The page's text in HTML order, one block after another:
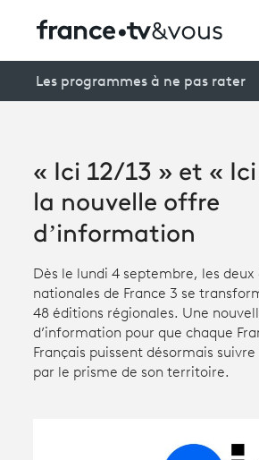
Creators
À la une
Participer et assister à une émission
À votre écoute
Productions et innovation
Programme tv
Les programmes à ne pas rater
« Ici 12/13 » et «
la nouvelle offre
d’information
Dès le lundi 4 septembre, les deux
nationales de France 3 se
48 éditions régionales. Une
d’information pour que chaque
Français puissent désormais
par le prisme de son territoire.